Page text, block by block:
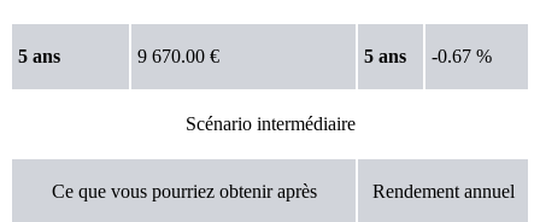
5 ans 9 670.00 € 5 ans -0.67 %
Scénario intermédiaire
Ce que vous pourriez obtenir après Rendement annuel